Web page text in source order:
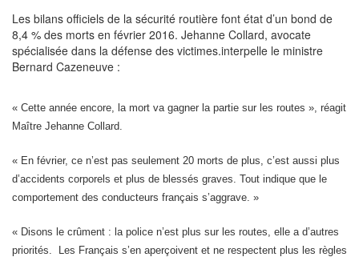
Les bilans officiels de la sécurité routière font état d’un bond de
8,4 % des morts en février 2016. Jehanne Collard, avocate
spécialisée dans la défense des victimes.interpelle le ministre
Bernard Cazeneuve :
« Cette année encore, la mort va gagner la partie sur les routes », réagit
Maître Jehanne Collard.
« En février, ce n’est pas seulement 20 morts de plus, c’est aussi plus
d’accidents corporels et plus de blessés graves. Tout indique que le
comportement des conducteurs français s’aggrave. »
« Disons le crûment : la police n’est plus sur les routes, elle a d’autres
priorités. Les Français s’en aperçoivent et ne respectent plus les règles